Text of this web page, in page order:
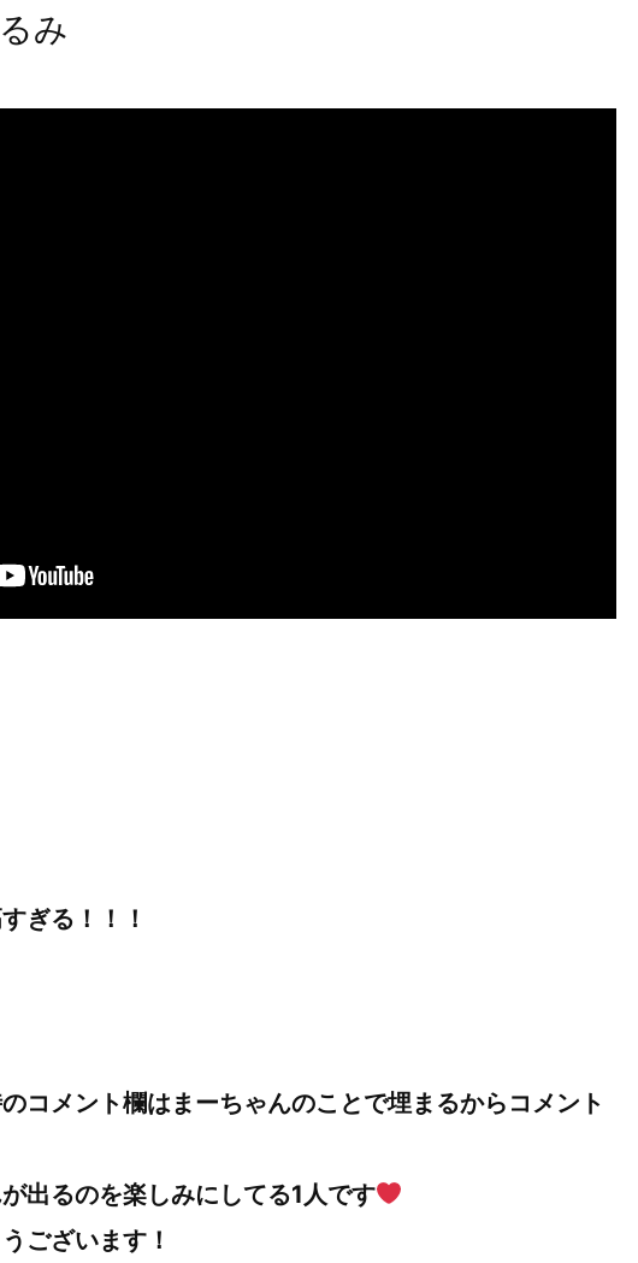
み
ぎる！！！
コメント欄はまーちゃんのことで埋まるからコメント
出るのを楽しみにしてる1人です
ございます！